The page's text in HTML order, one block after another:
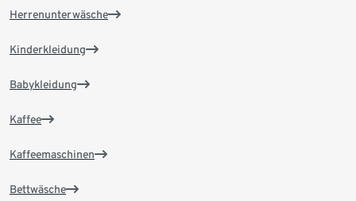
Herrenunterwäsche
Kinderkleidung
Babykleidung
Kaffee
Kaffeemaschinen
Bettwäsche